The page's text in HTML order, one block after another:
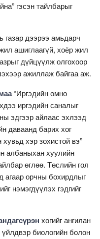
гэсэн тайлбарыг
газар дээрээ амьдарч
ашиглаагүй, хоёр жил
дүйцүүлж олгохоор
ажиллаж байгаа аж.
“Иргэдийн өмнө
иргэдийн саналыг
эдгээр айлаас эхлээд
даваанд барих хог
хэр зохистой вэ”
албаныхан хуулийн
өглөө. Төслийн гол
агаар орчны бохирдлыг
нэмэгдүүлэх гэдгийг
хогийг ангилан
биологийн болон